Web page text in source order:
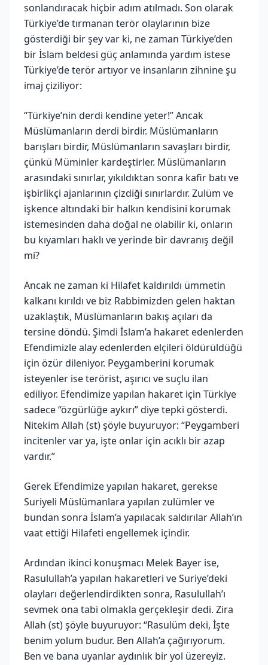
sonlandıracak hiçbir adım atılmadı. Son olarak
Türkiye’de tırmanan terör olaylarının bize
gösterdiği bir şey var ki, ne zaman Türkiye’den
bir İslam beldesi güç anlamında yardım istese
Türkiye’de terör artıyor ve insanların zihnine şu
imaj çiziliyor:
“Türkiye’nin derdi kendine yeter!” Ancak
Müslümanların derdi birdir. Müslümanların
barışları birdir, Müslümanların savaşları birdir,
çünkü Müminler kardeştirler. Müslümanların
arasındaki sınırlar, yıkıldıktan sonra kafir batı ve
işbirlikçi ajanlarının çizdiği sınırlardır. Zulüm ve
işkence altındaki bir halkın kendisini korumak
istemesinden daha doğal ne olabilir ki, onların
bu kıyamları haklı ve yerinde bir davranış değil
mi?
Ancak ne zaman ki Hilafet kaldırıldı ümmetin
kalkanı kırıldı ve biz Rabbimizden gelen haktan
uzaklaştık, Müslümanların bakış açıları da
tersine döndü. Şimdi İslam’a hakaret edenlerden
Efendimizle alay edenlerden elçileri öldürüldüğü
için özür dileniyor. Peygamberini korumak
isteyenler ise terörist, aşırıcı ve suçlu ilan
ediliyor. Efendimize yapılan hakaret için Türkiye
sadece “özgürlüğe aykırı” diye tepki gösterdi.
Nitekim Allah (st) şöyle buyuruyor: “Peygamberi
incitenler var ya, işte onlar için acıklı bir azap
vardır.”
Gerek Efendimize yapılan hakaret, gerekse
Suriyeli Müslümanlara yapılan zulümler ve
bundan sonra İslam’a yapılacak saldırılar Allah’ın
vaat ettiği Hilafeti engellemek içindir.
Ardından ikinci konuşmacı Melek Bayer ise,
Rasulullah’a yapılan hakaretleri ve Suriye’deki
olayları değerlendirdikten sonra, Rasulullah’ı
sevmek ona tabi olmakla gerçekleşir dedi. Zira
Allah (st) şöyle buyuruyor: “Rasulüm deki, İşte
benim yolum budur. Ben Allah’a çağırıyorum.
Ben ve bana uyanlar aydınlık bir yol üzereyiz.